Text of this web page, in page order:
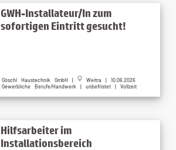
GWH-Installateur/In zum
sofortigen Eintritt gesucht!
Göschl Haustechnik GmbH |
Weitra | 10.06.2026
Gewerbliche Berufe/Handwerk | unbefristet | Vollzeit
Hilfsarbeiter im
Installationsbereich